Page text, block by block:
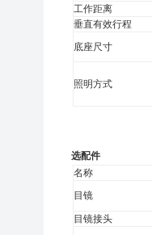
工作距离
垂直有效行程
底座尺寸
照明方式
选配件
名称
目镜
目镜接头